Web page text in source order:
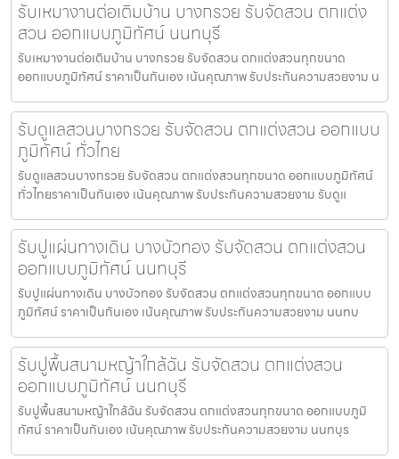
รับเหมางานต่อเติมบ้าน บางกรวย รับจัดสวน ตกแต่ง
สวน ออกแบบภูมิทัศน์ นนทบุรี
รับเหมางานต่อเติมบ้าน บางกรวย รับจัดสวน ตกแต่งสวนทุกขนาด
ออกแบบภูมิทัศน์ ราคาเป็นกันเอง เน้นคุณภาพ รับประกันความสวยงาม น
รับดูแลสวนบางกรวย รับจัดสวน ตกแต่งสวน ออกแบบ
ภูมิทัศน์ ทั่วไทย
รับดูแลสวนบางกรวย รับจัดสวน ตกแต่งสวนทุกขนาด ออกแบบภูมิทัศน์
ทั่วไทยราคาเป็นกันเอง เน้นคุณภาพ รับประกันความสวยงาม รับดูแ
รับปูแผ่นทางเดิน บางบัวทอง รับจัดสวน ตกแต่งสวน
ออกแบบภูมิทัศน์ นนทบุรี
รับปูแผ่นทางเดิน บางบัวทอง รับจัดสวน ตกแต่งสวนทุกขนาด ออกแบบ
ภูมิทัศน์ ราคาเป็นกันเอง เน้นคุณภาพ รับประกันความสวยงาม นนทบ
รับปูพื้นสนามหญ้าใกล้ฉัน รับจัดสวน ตกแต่งสวน
ออกแบบภูมิทัศน์ นนทบุรี
รับปูพื้นสนามหญ้าใกล้ฉัน รับจัดสวน ตกแต่งสวนทุกขนาด ออกแบบภูมิ
ทัศน์ ราคาเป็นกันเอง เน้นคุณภาพ รับประกันความสวยงาม นนทบุร